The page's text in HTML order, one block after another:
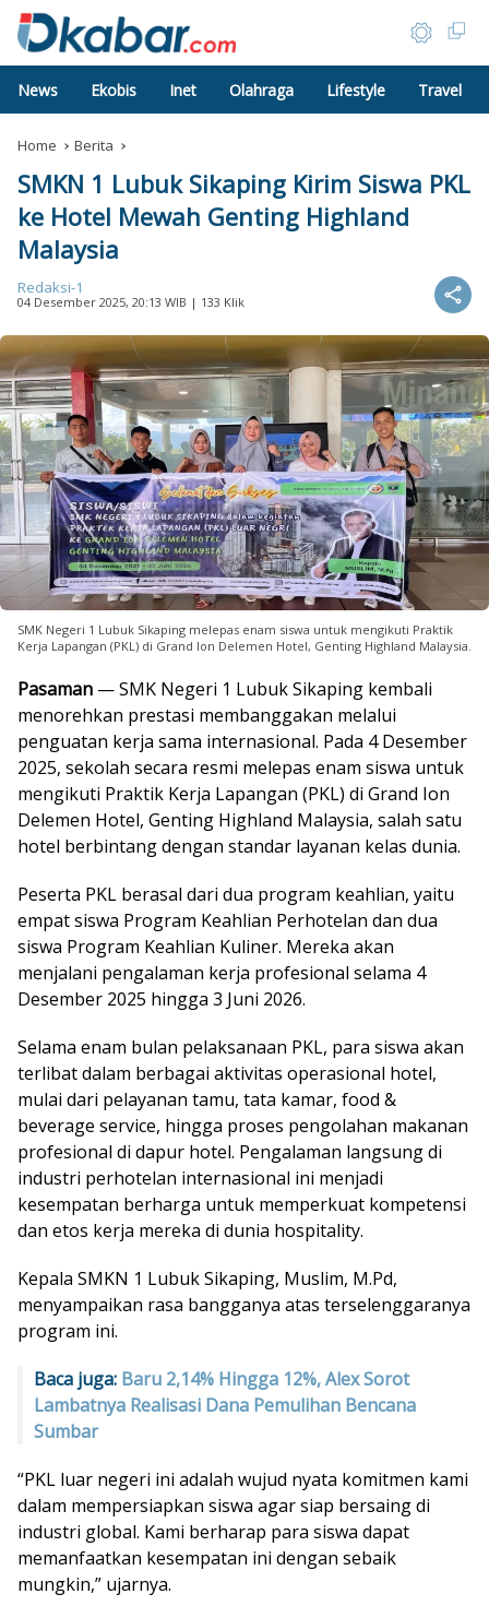
News Ekobis Inet Olahraga Lifestyle Travel
Home Berita
SMKN 1 Lubuk Sikaping Kirim Siswa PKL
ke Hotel Mewah Genting Highland
Malaysia
Redaksi-1
04 Desember 2025, 20:13 WIB | 133 Klik
SMK Negeri 1 Lubuk Sikaping melepas enam siswa untuk mengikuti Praktik
Kerja Lapangan (PKL) di Grand Ion Delemen Hotel, Genting Highland Malaysia.
Pasaman — SMK Negeri 1 Lubuk Sikaping kembali
menorehkan prestasi membanggakan melalui
penguatan kerja sama internasional. Pada 4 Desember
2025, sekolah secara resmi melepas enam siswa untuk
mengikuti Praktik Kerja Lapangan (PKL) di Grand Ion
Delemen Hotel, Genting Highland Malaysia, salah satu
hotel berbintang dengan standar layanan kelas dunia.
Peserta PKL berasal dari dua program keahlian, yaitu
empat siswa Program Keahlian Perhotelan dan dua
siswa Program Keahlian Kuliner. Mereka akan
menjalani pengalaman kerja profesional selama 4
Desember 2025 hingga 3 Juni 2026.
Selama enam bulan pelaksanaan PKL, para siswa akan
terlibat dalam berbagai aktivitas operasional hotel,
mulai dari pelayanan tamu, tata kamar, food &
beverage service, hingga proses pengolahan makanan
profesional di dapur hotel. Pengalaman langsung di
industri perhotelan internasional ini menjadi
kesempatan berharga untuk memperkuat kompetensi
dan etos kerja mereka di dunia hospitality.
Kepala SMKN 1 Lubuk Sikaping, Muslim, M.Pd,
menyampaikan rasa bangganya atas terselenggaranya
program ini.
Baca juga: Baru 2,14% Hingga 12%, Alex Sorot
Lambatnya Realisasi Dana Pemulihan Bencana
Sumbar
“PKL luar negeri ini adalah wujud nyata komitmen kami
dalam mempersiapkan siswa agar siap bersaing di
industri global. Kami berharap para siswa dapat
memanfaatkan kesempatan ini dengan sebaik
mungkin,” ujarnya.